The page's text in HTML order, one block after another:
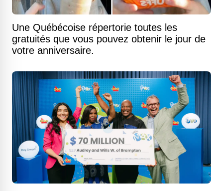
Une Québécoise répertorie toutes les
gratuités que vous pouvez obtenir le jour de
votre anniversaire.